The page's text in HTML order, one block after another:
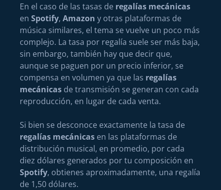
En el caso de las tasas de regalías mecánicas
en Spotify, Amazon y otras plataformas de
música similares, el tema se vuelve un poco más
complejo. La tasa por regalía suele ser más baja,
sin embargo, también hay que decir que,
aunque se paguen por un precio inferior, se
compensa en volumen ya que las regalías
mecánicas de transmisión se generan con cada
reproducción, en lugar de cada venta.
Si bien se desconoce exactamente la tasa de
regalías mecánicas en las plataformas de
distribución musical, en promedio, por cada
diez dólares generados por tu composición en
Spotify, obtienes aproximadamente, una regalía
de 1,50 dólares.